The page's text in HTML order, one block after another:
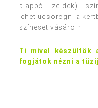
alapból zöldek),
lehet ücsörögni a
színeset vásárolni.
Ti mivel készültök
fogjátok nézni a